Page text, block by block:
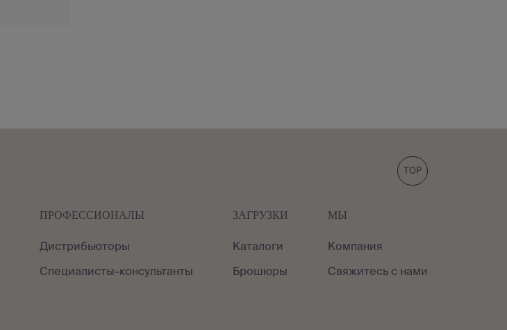
TOP
ПРОФЕССИОНАЛЫ
Дистрибьюторы
Специалисты-консультанты
ЗАГРУЗКИ
Каталоги
Брошюры
МЫ
Компания
Свяжитесь с нами